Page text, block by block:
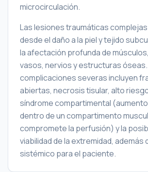
microcirculación.
Las lesiones traumáticas
desde el daño a la piel y tejido
la afectación profunda de
vasos, nervios y estructuras óseas.
complicaciones severas incluyen
abiertas, necrosis tisular, alto
síndrome compartimental
dentro de un compartimento
compromete la perfusión) y la
viabilidad de la extremidad, además
sistémico para el paciente.